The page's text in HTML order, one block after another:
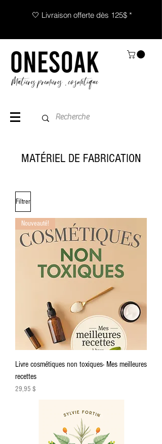
🤍 Livraison offerte dès 125$ *
MATÉRIEL DE FABRICATION
Filtrer
Nouveauté!
Livre cosmétiques non toxiques- Mes meilleures
recettes
Prix
29,95 $